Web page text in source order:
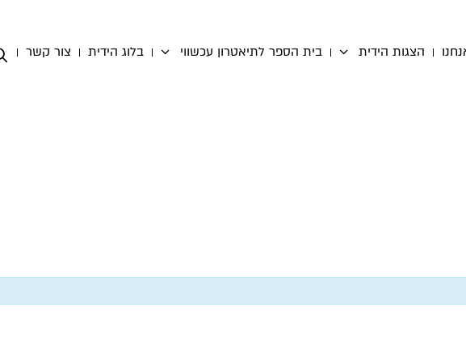
הצגות הידית בית הספר לתיאטרון עכשווי בלוג הידית צור קשר